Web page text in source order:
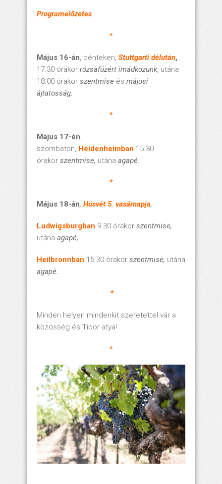
Programelőzetes
*
Május 16-án, pénteken, Stuttgarti délután,
17.30 órakor rózsafüzért imádkozunk, utána
18.00 órakor szentmise és májusi
ájtatosság.
*
Május 17-én,
szombaton, Heidenheimban 15.30
órakor szentmise, utána agapé.
*
Május 18-án, Húsvét 5. vasárnapja,
Ludwigsburgban 9.30 órakor szentmise,
utána agapé,
Heilbronnban 15.30 órakor szentmise, utána
agapé.
*
Minden helyen mindenkit szeretettel vár a
közösség és Tibor atya!
*